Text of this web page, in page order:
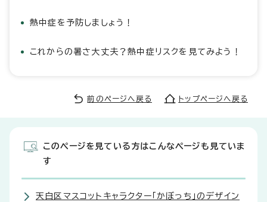
熱中症を予防しましょう！
これからの暑さ大丈夫？熱中症リスクを見てみよう！
前のページへ戻る トップページへ戻る
このページを見ている方はこんなページも見ていま
す
天白区マスコットキャラクター「かぼっち」のデザイン